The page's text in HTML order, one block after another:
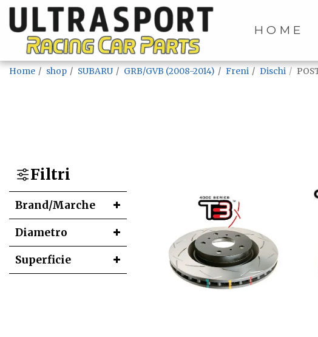
HOME
Home shop SUBARU GRB/GVB (2008-2014) Freni Dischi
Filtri
Brand/Marche
Superficie
Diametro